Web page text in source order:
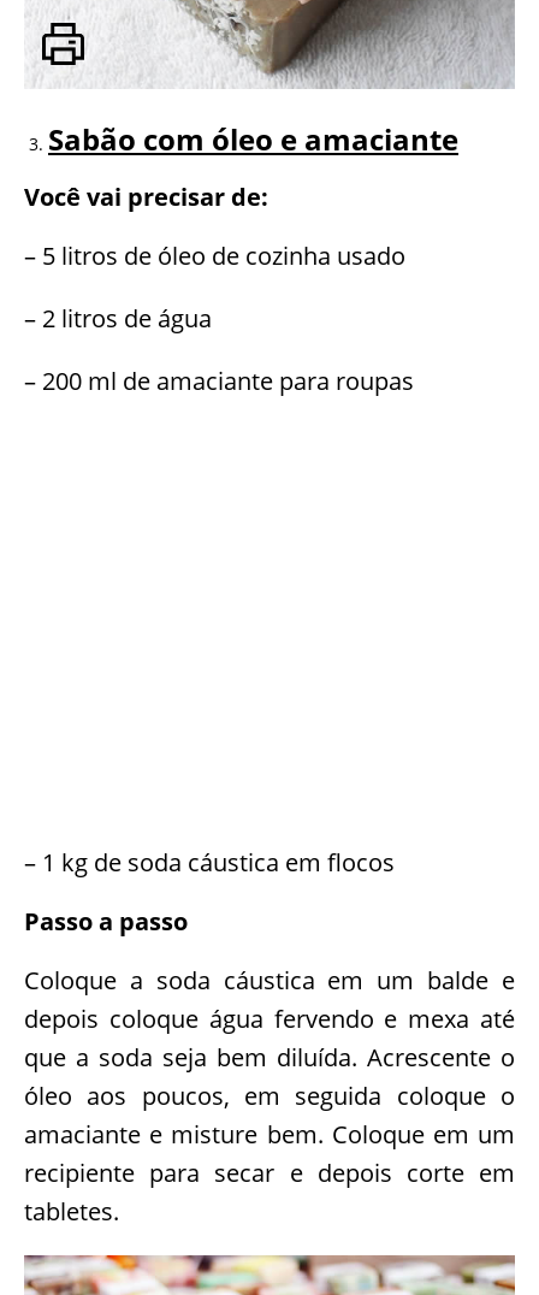
Sabão com óleo e amaciante
Você vai precisar de:
– 5 litros de óleo de cozinha usado
– 2 litros de água
– 200 ml de amaciante para roupas
– 1 kg de soda cáustica em flocos
Passo a passo
Coloque a soda cáustica em um balde e
depois coloque água fervendo e mexa até
que a soda seja bem diluída. Acrescente o
óleo aos poucos, em seguida coloque o
amaciante e misture bem. Coloque em um
recipiente para secar e depois corte em
tabletes.